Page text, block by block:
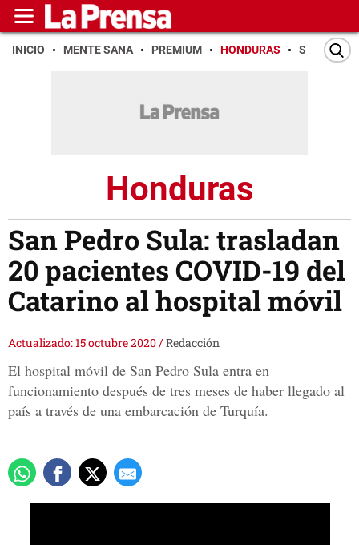
INICIO MENTE SANA PREMIUM HONDURAS SAN PEDRO
Honduras
San Pedro Sula: trasladan
20 pacientes COVID-19 del
Catarino al hospital móvil
Actualizado: 15 octubre 2020/Redacción
El hospital móvil de San Pedro Sula entra en
funcionamiento después de tres meses de haber llegado al
país a través de una embarcación de Turquía.